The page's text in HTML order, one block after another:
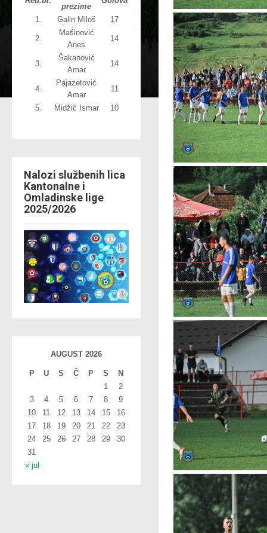
prezime
1. Galin Miloš 17
2.
Mašinović
Anes
14
3.
Šakanović
Amar
14
4.
Pajazetović
Amar
11
5. Midžić Ismar 10
Nalozi službenih lica
Kantonalne i
Omladinske lige
2025/2026
AUGUST 2026
P U S Č P S N
« jul
1
2
3
4 5 6 7 8
9
10
11 12 13 14 15
16
17
18 19 20 21 22
23
24
25 26 27 28 29
30
31